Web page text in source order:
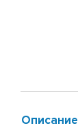
Описание